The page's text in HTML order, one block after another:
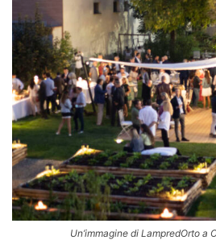
Un’immagine di LampredOrto a